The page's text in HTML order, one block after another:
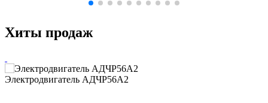
Хиты продаж
Электродвигатель АДЧР56А2